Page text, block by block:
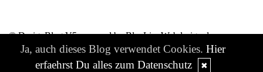
© DesignBlog V5 powered by BlueLionWebdesign.de
Ja, auch dieses Blog verwendet Cookies. Hier
erfaehrst Du alles zum Datenschutz
✖